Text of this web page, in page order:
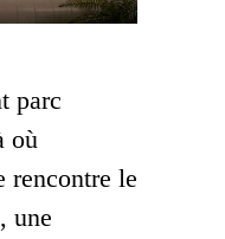
parc
où
rencontre le
une